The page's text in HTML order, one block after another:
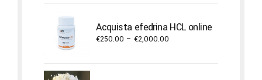
€2,300.00
Acquista efedrina HCL online
€250.00 – €2,000.00